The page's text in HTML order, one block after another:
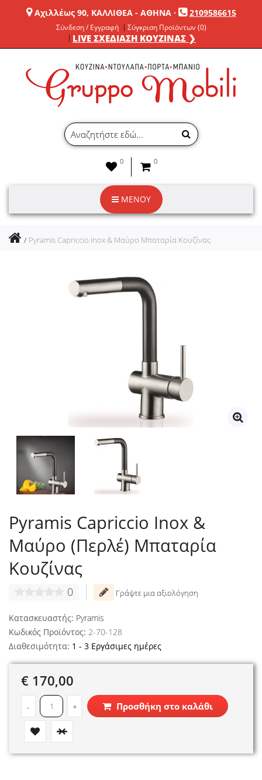
Αχιλλέως 90, ΚΑΛΛΙΘΕΑ - ΑΘΗΝΑ· 2109586615
Σύνδεση / Εγγραφή Σύγκριση Προϊόντων (0)
LIVE ΣΧΕΔΙΑΣΗ ΚΟΥΖΙΝΑΣ ❯
0 0
ΜΕΝΟΥ
Pyramis Capriccio Inox & Μαύρο Μπαταρία Κουζίνας
Pyramis Capriccio Inox &
Μαύρο (Περλέ) Μπαταρία
Κουζίνας
0 Γράψτε μια αξιολόγηση
Κατασκευαστής: Pyramis
Κωδικός Προϊόντος: 2-70-128
Διαθεσιμότητα: 1 - 3 Εργάσιμες ημέρες
€ 170,00
- + Προσθήκη στο καλάθι